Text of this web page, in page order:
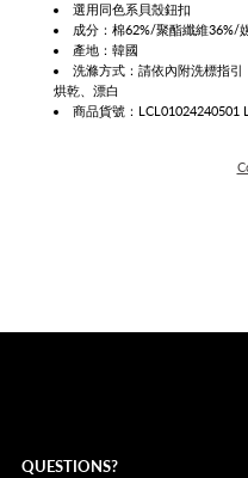
選用同色系貝殼鈕扣
成分： 棉62%/聚酯纖維36%/
產地：韓國
洗滌方式：請依內附洗標指引
烘乾、漂白
商品貨號：LCL01024240501
QUESTIONS?